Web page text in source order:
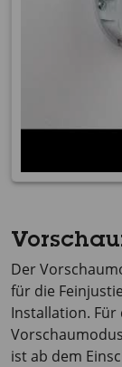
Der
für die
Installation.
ist ab dem